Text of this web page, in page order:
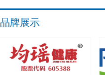
品牌展示